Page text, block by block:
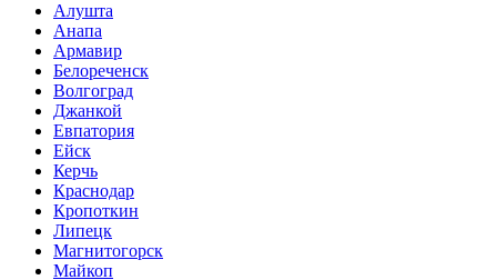
Алушта
Анапа
Армавир
Белореченск
Волгоград
Джанкой
Евпатория
Ейск
Керчь
Краснодар
Кропоткин
Липецк
Магнитогорск
Майкоп